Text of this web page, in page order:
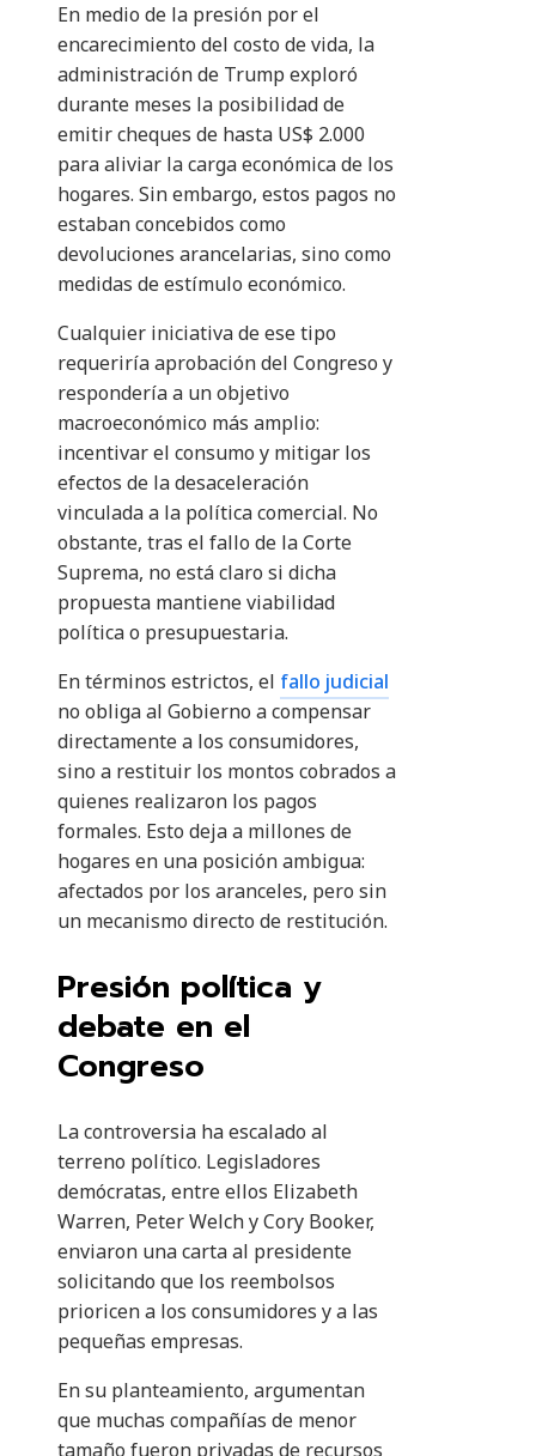
En medio de la presión por el
encarecimiento del costo de vida, la
administración de Trump exploró
durante meses la posibilidad de
emitir cheques de hasta US$ 2.000
para aliviar la carga económica de los
hogares. Sin embargo, estos pagos no
estaban concebidos como
devoluciones arancelarias, sino como
medidas de estímulo económico.
Cualquier iniciativa de ese tipo
requeriría aprobación del Congreso y
respondería a un objetivo
macroeconómico más amplio:
incentivar el consumo y mitigar los
efectos de la desaceleración
vinculada a la política comercial. No
obstante, tras el fallo de la Corte
Suprema, no está claro si dicha
propuesta mantiene viabilidad
política o presupuestaria.
En términos estrictos, el fallo judicial
no obliga al Gobierno a compensar
directamente a los consumidores,
sino a restituir los montos cobrados a
quienes realizaron los pagos
formales. Esto deja a millones de
hogares en una posición ambigua:
afectados por los aranceles, pero sin
un mecanismo directo de restitución.
Presión política y
debate en el
Congreso
La controversia ha escalado al
terreno político. Legisladores
demócratas, entre ellos Elizabeth
Warren, Peter Welch y Cory Booker,
enviaron una carta al presidente
solicitando que los reembolsos
prioricen a los consumidores y a las
pequeñas empresas.
En su planteamiento, argumentan
que muchas compañías de menor
tamaño fueron privadas de recursos